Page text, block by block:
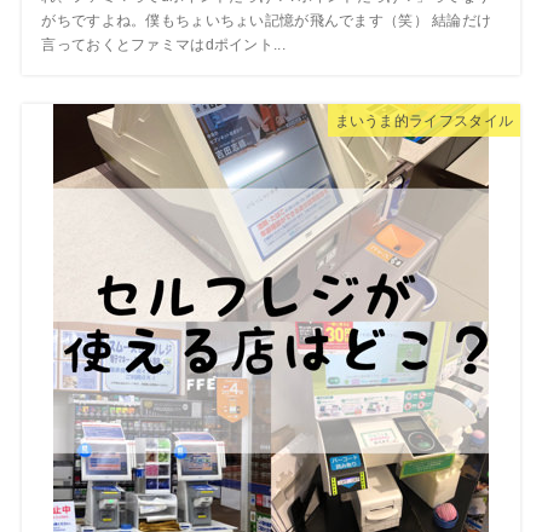
がちですよね。僕もちょいちょい記憶が飛んでます（笑） 結論だけ
言っておくとファミマはdポイント...
まいうま的ライフスタイル